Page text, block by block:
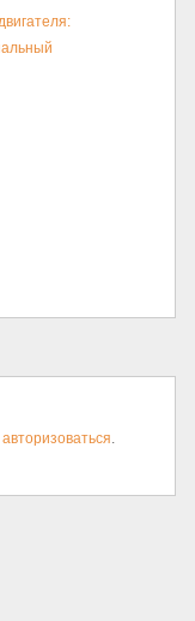
авторизоваться